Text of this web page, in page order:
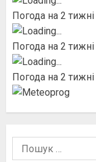
Погода на 2 тижні
Погода на 2 тижні
Погода на 2 тижні
Пошук: